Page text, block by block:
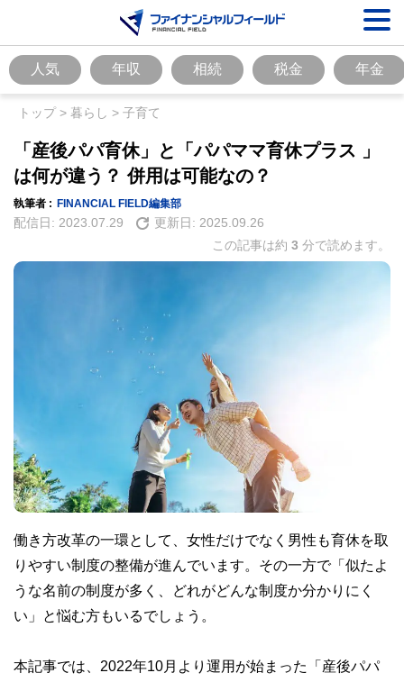
人気 年収 相続 税金 年金
トップ> 暮らし > 子育て
「産後パパ育休」と「パパママ育休プラス 」
は何が違う？ 併用は可能なの？
執筆者 : FINANCIAL FIELD編集部
配信日: 2023.07.29 更新日: 2025.09.26
この記事は約 3 分で読めます。
働き方改革の一環として、女性だけでなく男性も育休を取
りやすい制度の整備が進んでいます。その一方で「似たよ
うな名前の制度が多く、どれがどんな制度か分かりにく
い」と悩む方もいるでしょう。
本記事では、2022年10月より運用が始まった「産後パパ